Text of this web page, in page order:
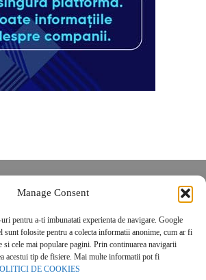
Manage Consent
pentru a-ti imbunatati experienta de navigare. Google
sunt folosite pentru a colecta informatii anonime, cum ar fi
si cele mai populare pagini. Prin continuarea navigarii
acestui tip de fisiere. Mai multe informatii pot fi
DE COOKIES
CONFIDENȚIALITATE